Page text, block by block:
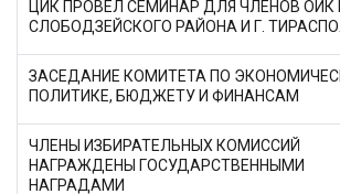
ЦИК ПРОВЕЛ СЕМИНАР ДЛЯ ЧЛЕНОВ ОИК
СЛОБОДЗЕЙСКОГО РАЙОНА И Г.
ЗАСЕДАНИЕ КОМИТЕТА ПО
ПОЛИТИКЕ, БЮДЖЕТУ И ФИНАНСАМ
ЧЛЕНЫ ИЗБИРАТЕЛЬНЫХ КОМИССИЙ
НАГРАЖДЕНЫ ГОСУДАРСТВЕННЫМИ
НАГРАДАМИ